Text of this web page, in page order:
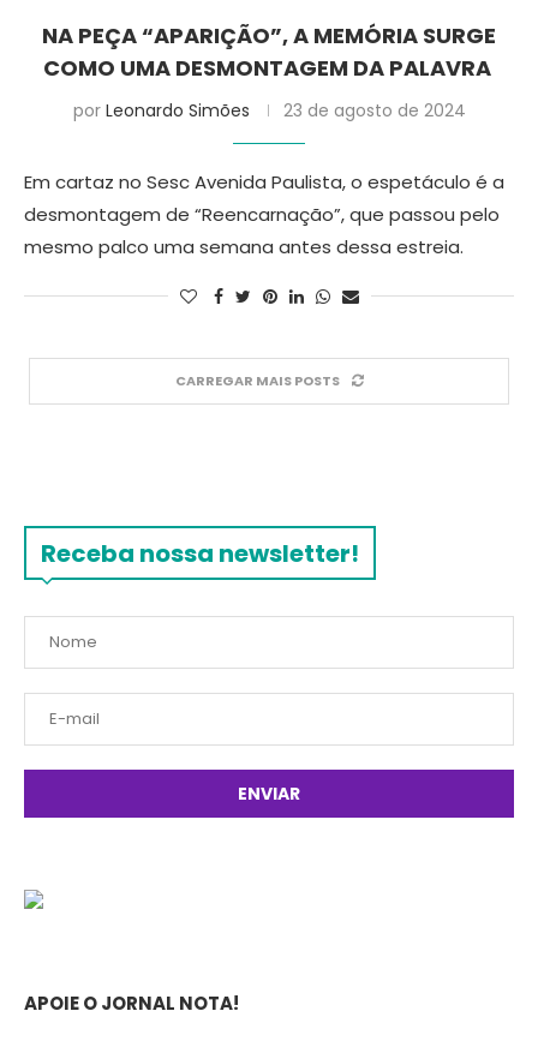
NA PEÇA “APARIÇÃO”, A MEMÓRIA SURGE
COMO UMA DESMONTAGEM DA PALAVRA
por Leonardo Simões 23 de agosto de 2024
Em cartaz no Sesc Avenida Paulista, o espetáculo é a
desmontagem de “Reencarnação”, que passou pelo
mesmo palco uma semana antes dessa estreia.
CARREGAR MAIS POSTS
Receba nossa newsletter!
APOIE O JORNAL NOTA!